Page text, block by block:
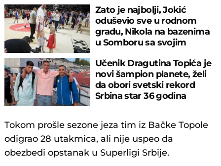
Zato je najbolji, Jokić
oduševio sve u rodnom
gradu, Nikola na bazenima
u Somboru sa svojim
Učenik Dragutina Topića je
novi šampion planete, želi
da obori svetski rekord
Srbina star 36 godina
Tokom prošle sezone jeza tim iz Bačke Topole
odigrao 28 utakmica, ali nije uspeo da
obezbedi opstanak u Superligi Srbije.